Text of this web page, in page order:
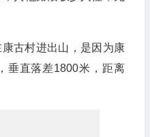
古村进出山，是因为康
垂直落差1800米，距离